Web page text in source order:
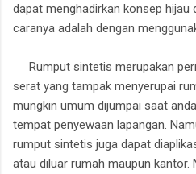
dapat menghadirkan konsep hijau
caranya adalah dengan
Rumput sintetis merupakan
serat yang tampak menyerupai
mungkin umum dijumpai saat
tempat penyewaan lapangan.
rumput sintetis juga dapat
atau diluar rumah maupun kantor.